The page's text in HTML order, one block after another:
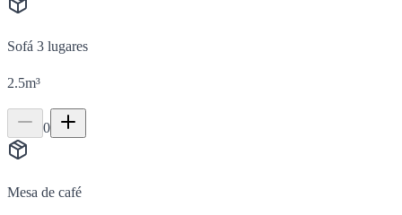
Sofá 3 lugares
2.5m³
0
Mesa de café